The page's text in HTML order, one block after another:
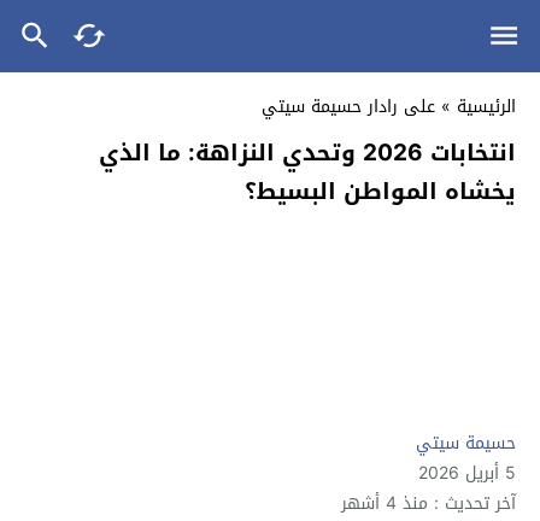
الرئيسية » على رادار حسيمة سيتي
انتخابات 2026 وتحدي النزاهة: ما الذي
يخشاه المواطن البسيط؟
حسيمة سيتي
5 أبريل 2026
آخر تحديث : منذ 4 أشهر